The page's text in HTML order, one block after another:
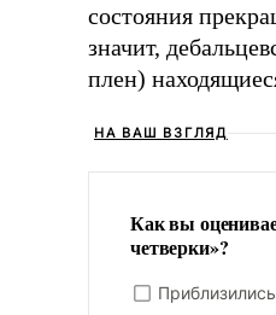
состояния
значит,
плен)
НА ВАШ ВЗГЛЯД
Как вы
четверки»?